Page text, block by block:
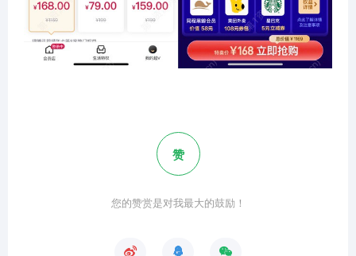
赞
您的赞赏是对我最大的鼓励！